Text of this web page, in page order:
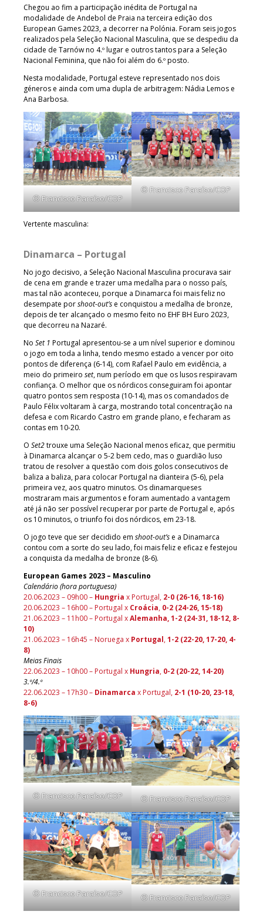
Chegou ao fim a participação inédita de Portugal na
modalidade de Andebol de Praia na terceira edição dos
European Games 2023, a decorrer na Polónia. Foram seis jogos
realizados pela Seleção Nacional Masculina, que se despediu da
cidade de Tarnów no 4.º lugar e outros tantos para a Seleção
Nacional Feminina, que não foi além do 6.º posto.
Nesta modalidade, Portugal esteve representado nos dois
géneros e ainda com uma dupla de arbitragem: Nádia Lemos e
Ana Barbosa.
© Francisco Paraíso/COP
© Francisco Paraíso/COP
Vertente masculina:
Dinamarca – Portugal
No jogo decisivo, a Seleção Nacional Masculina procurava sair
de cena em grande e trazer uma medalha para o nosso país,
mas tal não aconteceu, porque a Dinamarca foi mais feliz no
desempate porshoot-out’s e conquistou a medalha de bronze,
depois de ter alcançado o mesmo feito no EHF BH Euro 2023,
que decorreu na Nazaré.
No Set 1 Portugal apresentou-se a um nível superior e dominou
o jogo em toda a linha, tendo mesmo estado a vencer por oito
pontos de diferença (6-14), com Rafael Paulo em evidência, a
meio do primeiro set, num período em que os lusos respiravam
confiança. O melhor que os nórdicos conseguiram foi apontar
quatro pontos sem resposta (10-14), mas os comandados de
Paulo Félix voltaram à carga, mostrando total concentração na
defesa e com Ricardo Castro em grande plano, e fecharam as
contas em 10-20.
O Set2trouxe uma Seleção Nacional menos eficaz, que permitiu
à Dinamarca alcançar o 5-2 bem cedo, mas o guardião luso
tratou de resolver a questão com dois golos consecutivos de
baliza a baliza, para colocar Portugal na dianteira (5-6), pela
primeira vez, aos quatro minutos. Os dinamarqueses
mostraram mais argumentos e foram aumentado a vantagem
até já não ser possível recuperar por parte de Portugal e, após
os 10 minutos, o triunfo foi dos nórdicos, em 23-18.
O jogo teve que ser decidido em shoot-out’s e a Dinamarca
contou com a sorte do seu lado, foi mais feliz e eficaz e festejou
a conquista da medalha de bronze (8-6).
European Games 2023 – Masculino
Calendário (hora portuguesa)
20.06.2023 – 09h00 – Hungria x Portugal, 2-0 (26-16, 18-16)
20.06.2023 – 16h00 – Portugal x Croácia, 0-2 (24-26, 15-18)
21.06.2023 – 11h00 – Portugal xAlemanha, 1-2 (24-31, 18-12, 8-
10)
21.06.2023 – 16h45 – Noruega x Portugal,1-2 (22-20, 17-20, 4-
8)
Meias Finais
22.06.2023 – 10h00 – Portugal x Hungria, 0-2 (20-22, 14-20)
3.º/4.º
22.06.2023 – 17h30 – Dinamarca x Portugal, 2-1 (10-20, 23-18,
8-6)
© Francisco Paraíso/COP © Francisco Paraíso/COP
© Francisco Paraíso/COP © Francisco Paraíso/COP